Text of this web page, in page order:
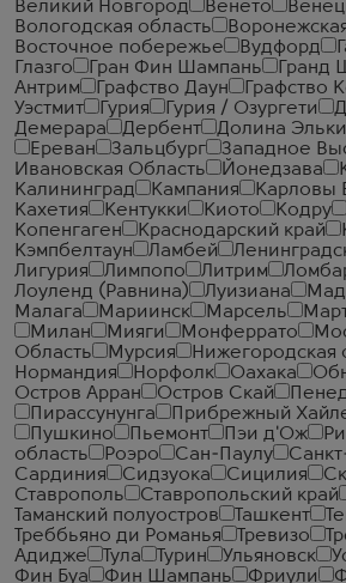
Великий Новгород
Венето
Вологодская область
Восточное побережье
Вудфорд
Глазго
Гран Фин Шампань Гранд
Антрим
Графство Даун Графство
Уэстмит
Гурия Гурия / Озургети
Демерара
Дербент Долина Эльки
Ереван
Зальцбург
Западное
Ивановская Область
Йонедзава
Калининград
Кампания Карловы
Кахетия
Кентукки Киото Кодру
Копенгаген
Краснодарский край
Кэмпбелтаун
Ламбей
Лигурия
Лимпопо Литрим
Лоуленд (Равнина)
Луизиана
Малага
Мариинск Марсель
Милан
Мияги Монферрато
Область
Мурсия Нижегородская
Нормандия
Норфолк Оахака
Остров Арран
Остров Скай
Пирассунунга
Прибрежный
Пушкино
Пьемонт Пэи д'Ож
область
Роэро Сан-Паулу
Сардиния
Сидзуока Сицилия
Ставрополь
Ставропольский край
Таманский полуостров
Ташкент
Треббьяно ди Романья
Тревизо
Адидже
Тула Турин Ульяновск
Фин Буа
Фин Шампань Фриули